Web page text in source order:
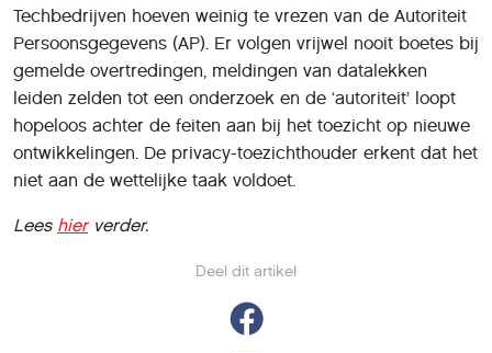
Deel dit artikel
Techbedrijven hoeven weinig te vrezen van de Autoriteit
Persoonsgegevens (AP). Er volgen vrijwel nooit boetes bij
gemelde overtredingen, meldingen van datalekken
leiden zelden tot een onderzoek en de ‘autoriteit’ loopt
hopeloos achter de feiten aan bij het toezicht op nieuwe
ontwikkelingen. De privacy-toezichthouder erkent dat het
niet aan de wettelijke taak voldoet.
Lees hierverder.